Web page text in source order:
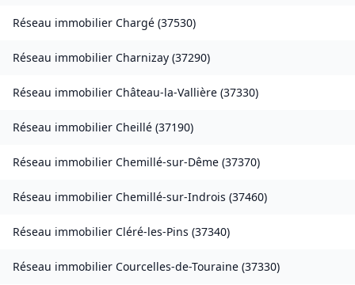
Réseau immobilier Chargé (37530)
Réseau immobilier Charnizay (37290)
Réseau immobilier Château-la-Vallière (37330)
Réseau immobilier Cheillé (37190)
Réseau immobilier Chemillé-sur-Dême (37370)
Réseau immobilier Chemillé-sur-Indrois (37460)
Réseau immobilier Cléré-les-Pins (37340)
Réseau immobilier Courcelles-de-Touraine (37330)